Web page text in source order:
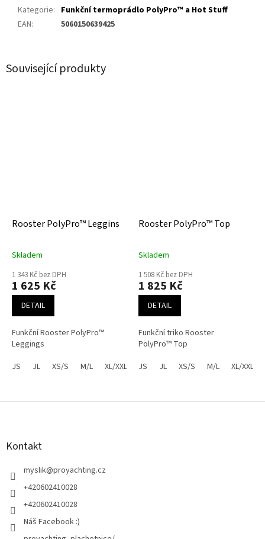
Související produkty
Rooster PolyPro™ Leggins
Skladem
1 343 Kč bez DPH
1 625 Kč
DETAIL
Funkční Rooster PolyPro™
Leggings
JS
JL XS/S M/L XL/XXL EUL-XL/UK14-16
Rooster PolyPro™ Top
Skladem
1 508 Kč bez DPH
1 825 Kč
DETAIL
Funkční triko Rooster
PolyPro™ Top
JS
JL XS/S M/L XL/XXL
Kategorie: Funkční termoprádlo PolyPro™ a Hot Stuff
EAN: 5060150639425
Z
Kontakt
myslik@proyachting.cz
+420602410028
+420602410028
Náš Facebook :)